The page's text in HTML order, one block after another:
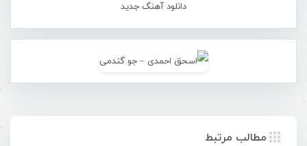
دانلود آهنگ جدید
مطالب مرتبط